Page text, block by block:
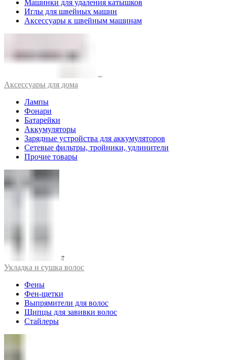
Машинки для удаления катышков
Иглы для швейных машин
Аксессуары к швейным машинам
Аксессуары для дома
Лампы
Фонари
Батарейки
Аккумуляторы
Зарядные устройства для аккумуляторов
Сетевые фильтры, тройники, удлинители
Прочие товары
Укладка и сушка волос
Фены
Фен-щетки
Выпрямители для волос
Щипцы для завивки волос
Стайлеры